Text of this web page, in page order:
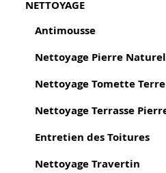
NETTOYAGE
Antimousse
Nettoyage Pierre
Nettoyage Tomette
Nettoyage Terrasse
Entretien des Toitures
Nettoyage Travertin